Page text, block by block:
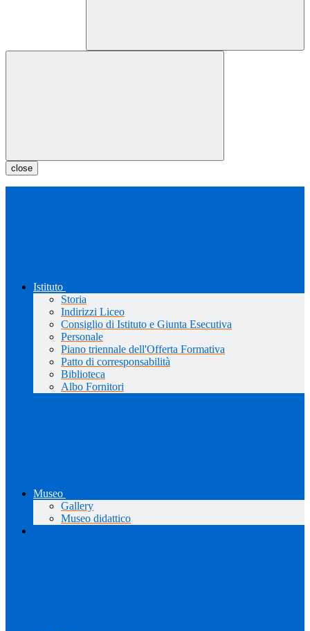
close
Istituto
Storia
Indirizzi Liceo
Consiglio di Istituto e Giunta Esecutiva
Personale
Piano triennale dell'Offerta Formativa
Patto di corresponsabilità
Biblioteca
Albo Fornitori
Museo
Gallery
Museo didattico